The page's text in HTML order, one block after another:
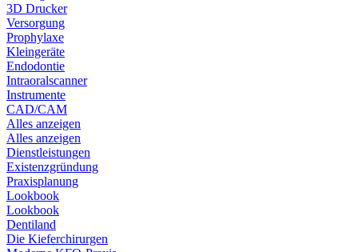
3D Drucker
Versorgung
Prophylaxe
Kleingeräte
Endodontie
Intraoralscanner
Instrumente
CAD/CAM
Alles anzeigen
Alles anzeigen
Dienstleistungen
Existenzgründung
Praxisplanung
Lookbook
Lookbook
Dentiland
Die Kieferchirurgen